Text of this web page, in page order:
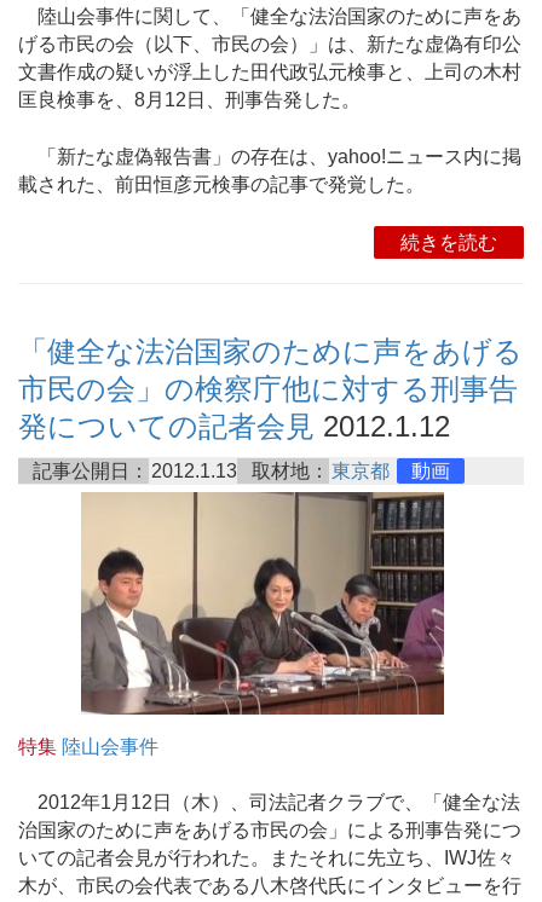
陸山会事件に関して、「健全な法治国家のために声をあ
げる市民の会（以下、市民の会）」は、新たな虚偽有印公
文書作成の疑いが浮上した田代政弘元検事と、上司の木村
匡良検事を、8月12日、刑事告発した。
「新たな虚偽報告書」の存在は、yahoo!ニュース内に掲
載された、前田恒彦元検事の記事で発覚した。
続きを読む
「健全な法治国家のために声をあげる
市民の会」の検察庁他に対する刑事告
発についての記者会見 2012.1.12
記事公開日： 2012.1.13 取材地： 東京都 動画
特集 陸山会事件
2012年1月12日（木）、司法記者クラブで、「健全な法
治国家のために声をあげる市民の会」による刑事告発につ
いての記者会見が行われた。またそれに先立ち、IWJ佐々
木が、市民の会代表である八木啓代氏にインタビューを行